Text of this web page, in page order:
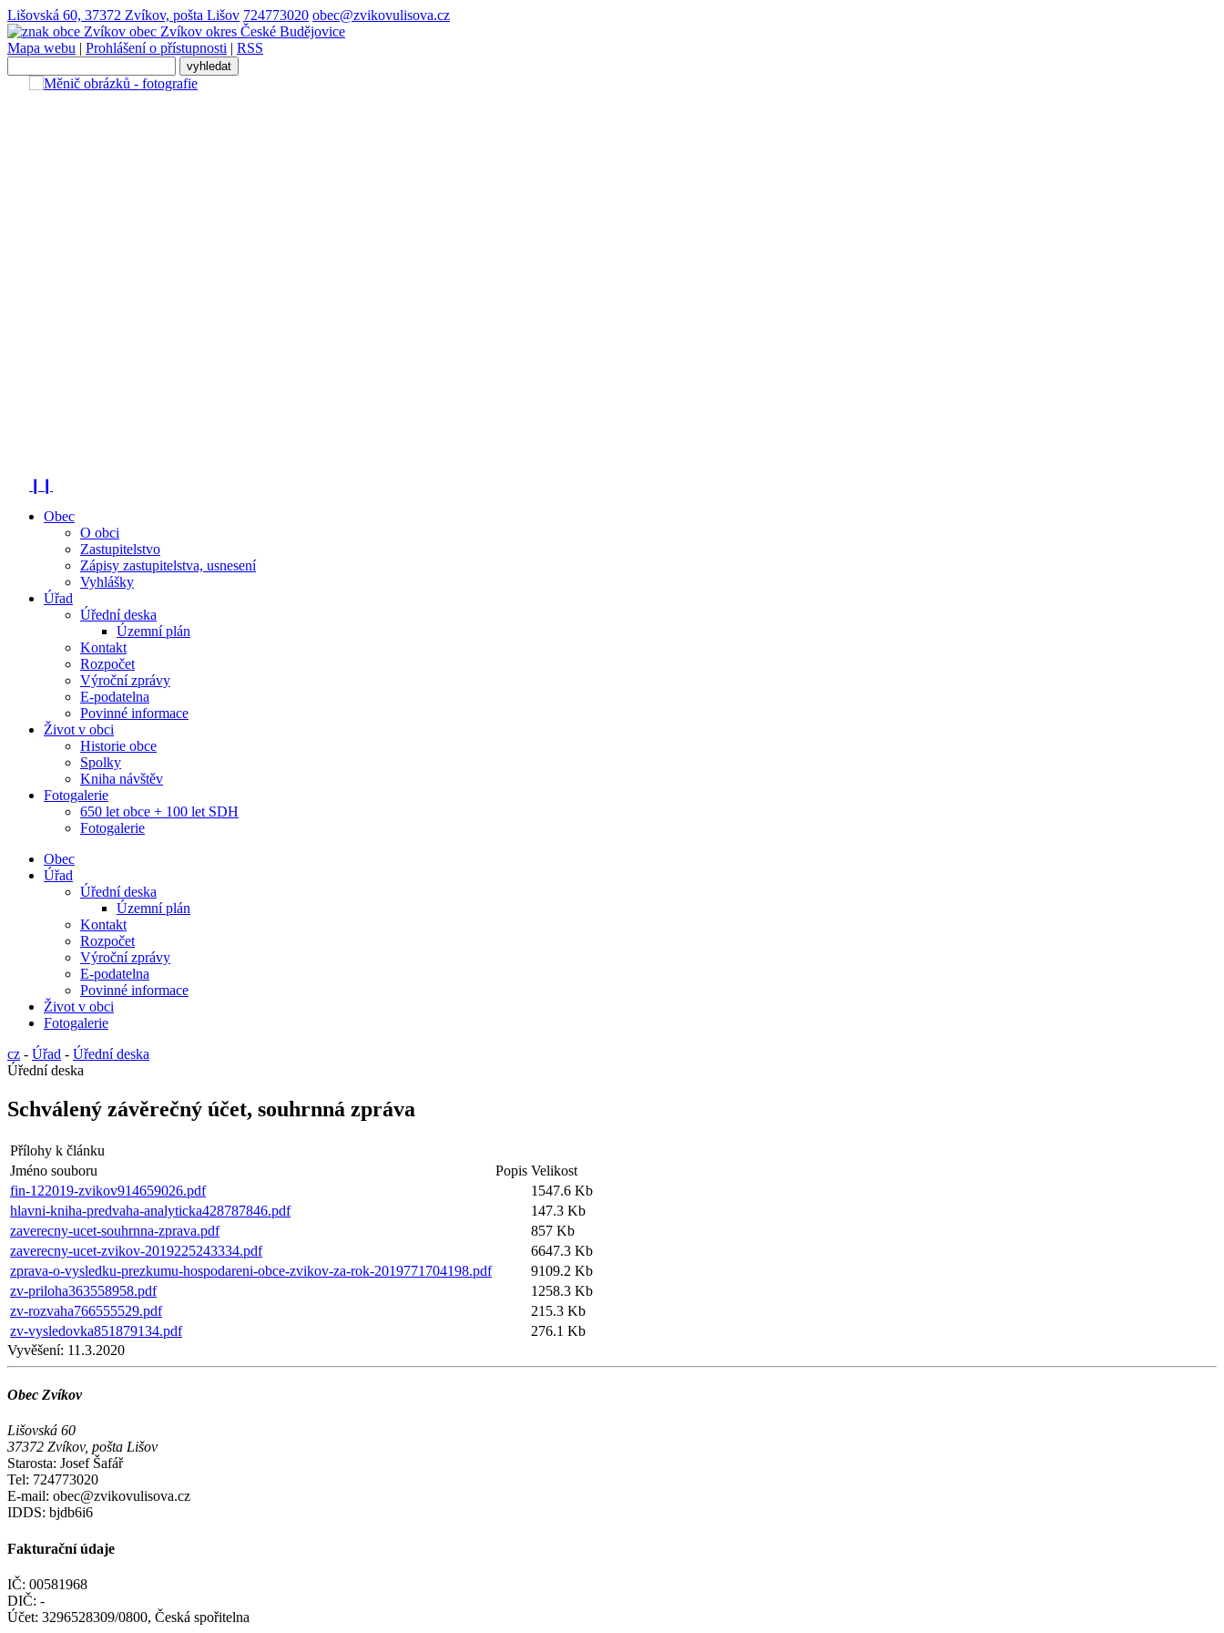
Lišovská 60, 37372 Zvíkov, pošta Lišov 724773020 obec@zvikovulisova.cz
obec Zvíkov okres České Budějovice
Mapa webu | Prohlášení o přístupnosti | RSS
Obec
O obci
Zastupitelstvo
Zápisy zastupitelstva, usnesení
Vyhlášky
Úřad
Úřední deska
Územní plán
Kontakt
Rozpočet
Výroční zprávy
E-podatelna
Povinné informace
Život v obci
Historie obce
Spolky
Kniha návštěv
Fotogalerie
650 let obce + 100 let SDH
Fotogalerie
Obec
Úřad
Úřední deska
Územní plán
Kontakt
Rozpočet
Výroční zprávy
E-podatelna
Povinné informace
Život v obci
Fotogalerie
cz - Úřad - Úřední deska
Úřední deska
Schválený závěrečný účet, souhrnná zpráva
Přílohy k článku
Jméno souboru
Popis Velikost
fin-122019-zvikov914659026.pdf
1547.6 Kb
hlavni-kniha-predvaha-analyticka428787846.pdf
147.3 Kb
zaverecny-ucet-souhrnna-zprava.pdf
857 Kb
zaverecny-ucet-zvikov-2019225243334.pdf
6647.3 Kb
zprava-o-vysledku-prezkumu-hospodareni-obce-zvikov-za-rok-2019771704198.pdf
9109.2 Kb
zv-priloha363558958.pdf
1258.3 Kb
zv-rozvaha766555529.pdf
215.3 Kb
zv-vysledovka851879134.pdf
276.1 Kb
Vyvěšení: 11.3.2020
Obec Zvíkov
Lišovská 60
37372 Zvíkov, pošta Lišov
Starosta: Josef Šafář
Tel: 724773020
E-mail: obec@zvikovulisova.cz
IDDS: bjdb6i6
Fakturační údaje
IČ: 00581968
DIČ: -
Účet: 3296528309/0800, Česká spořitelna